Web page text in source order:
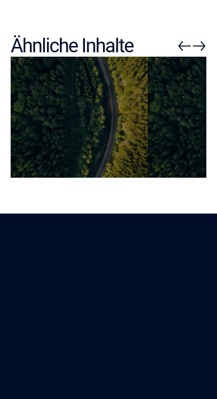
Ähnliche Inhalte
Sicherheit, Einfachheit und